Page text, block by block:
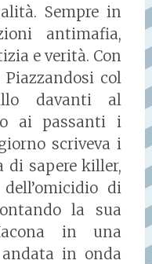
Sempre in
antimafia,
e verità. Con
col
davanti al
ai passanti i
scriveva i
di sapere killer,
di
la sua
in una
in onda